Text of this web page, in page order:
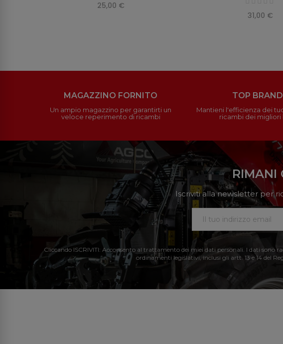
25,00 €
31,00 €
MAGAZZINO FORNITO
Un ampio magazzino per garantirti un
veloce reperimento di ricambi
TOP
Mantieni l'efficienza dei
ricambi dei migliori
RIMANI
Iscriviti alla newsletter per
Cliccando ISCRIVITI: Acconsento al trattamento dei miei dati personali. I dati
ordinamenti legislativi, inclusi gli artt. 13 e 14 del